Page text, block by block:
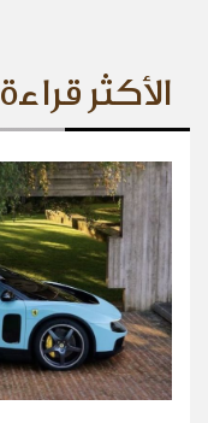
الأكثر قراءة